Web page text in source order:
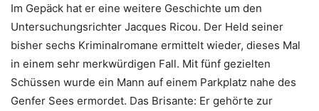
Im Gepäck hat er eine weitere Geschichte um den
Untersuchungsrichter Jacques Ricou. Der Held seiner
bisher sechs Kriminalromane ermittelt wieder, dieses Mal
in einem sehr merkwürdigen Fall. Mit fünf gezielten
Schüssen wurde ein Mann auf einem Parkplatz nahe des
Genfer Sees ermordet. Das Brisante: Er gehörte zur